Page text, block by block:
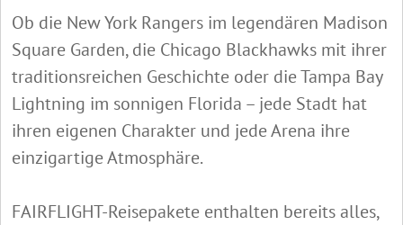
Ob die New York Rangers im legendären Madison
Square Garden, die Chicago Blackhawks mit ihrer
traditionsreichen Geschichte oder die Tampa Bay
Lightning im sonnigen Florida – jede Stadt hat
ihren eigenen Charakter und jede Arena ihre
einzigartige Atmosphäre.
FAIRFLIGHT-Reisepakete enthalten bereits alles,